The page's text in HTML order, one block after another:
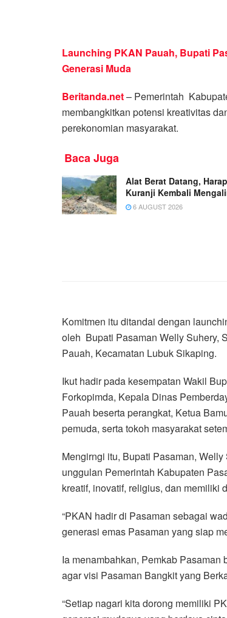
Launching PKAN Pauah, Bupati
Generasi Muda
Beritanda.net– Pemerintah
membangkitkan potensi kreativitas
perekonomian masyarakat.
Baca Juga
Alat Berat Datang,
Kuranji Kembali
6 AUGUST 2026
Komitmen itu ditandai dengan
oleh Bupati Pasaman Welly Suhery,
Pauah, Kecamatan Lubuk Sikaping.
Ikut hadir pada kesempatan Wakil
Forkopimda, Kepala Dinas
Pauah beserta perangkat, Ketua
pemuda, serta tokoh masyarakat
Mengirngi itu, Bupati Pasaman,
unggulan Pemerintah Kabupaten
kreatif, inovatif, religius, dan memiliki
“PKAN hadir di Pasaman sebagai
generasi emas Pasaman yang siap
Ia menambahkan, Pemkab
agar visi Pasaman Bangkit yang
“Setiap nagari kita dorong memiliki